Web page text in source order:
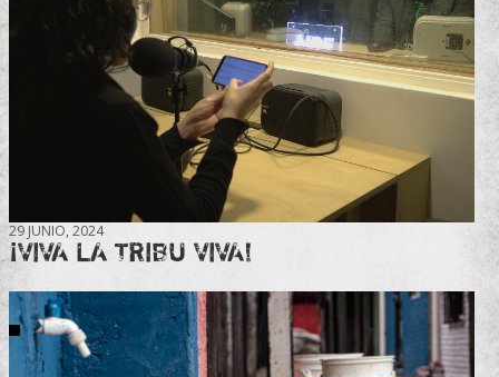
29 JUNIO, 2024
¡VIVA LA TRIBU VIVA!